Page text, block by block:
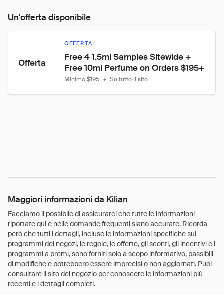
Un'offerta disponibile
Offerta
OFFERTA
Free 4 1.5ml Samples Sitewide +
Free 10ml Perfume on Orders $195+
Minimo $195 • Su tutto il sito
Maggiori informazioni da Kilian
Facciamo il possibile di assicurarci che tutte le informazioni
riportate qui e nelle domande frequenti siano accurate. Ricorda
però che tutti i dettagli, incluse le informazioni specifiche sui
programmi dei negozi, le regole, le offerte, gli sconti, gli incentivi e i
programmi a premi, sono forniti solo a scopo informativo, passibili
di modifiche e potrebbero essere imprecisi o non aggiornati. Puoi
consultare il sito del negozio per conoscere le informazioni più
recenti e i dettagli completi.